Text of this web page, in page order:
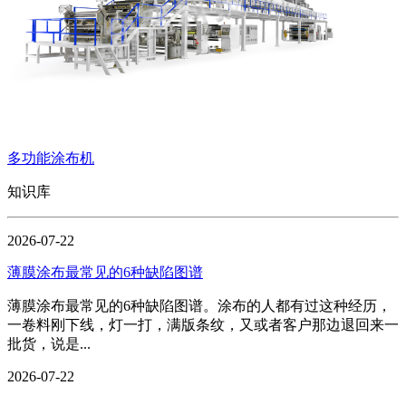
多功能涂布机
知识库
2026-07-22
薄膜涂布最常见的6种缺陷图谱
薄膜涂布最常见的6种缺陷图谱。涂布的人都有过这种经历，
一卷料刚下线，灯一打，满版条纹，又或者客户那边退回来一
批货，说是...
2026-07-22